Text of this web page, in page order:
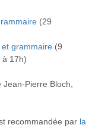
(29
grammaire (9
à 17h)
Jean-Pierre Bloch,
recommandée par la